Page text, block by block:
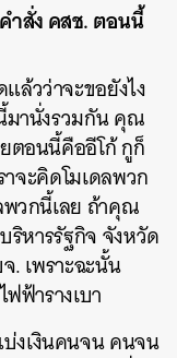
ำสั่ง คสช. ตอนนี้
ล้วว่าจะขอยังไง
มานั่งรวมกัน คุณ
ตอนนี้คืออีโก้ กูก็
จะคิดโมเดลพวก
พวกนี้เลย ถ้าคุณ
ริหารรัฐกิจ จังหวัด
. เพราะฉะนั้น
ฟ้ารางเบา
บ่งเงินคนจน คนจน